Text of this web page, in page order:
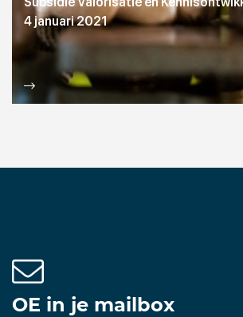
4 januari 2021
OE in je mailbox